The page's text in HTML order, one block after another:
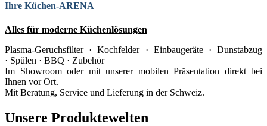
Ihre Küchen-ARENA
Alles für moderne Küchenlösungen
Plasma-Geruchsfilter · Kochfelder · Einbaugeräte · Dunstabzug
· Spülen · BBQ · Zubehör
Im Showroom oder mit unserer mobilen Präsentation direkt bei
Ihnen vor Ort.
Mit Beratung, Service und Lieferung in der Schweiz.
Unsere Produktewelten